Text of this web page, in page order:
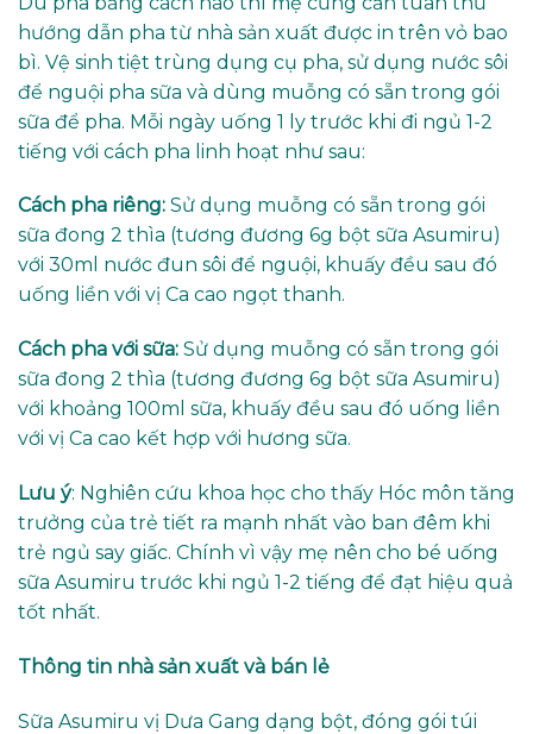
hướng dẫn pha từ nhà sản xuất được in trên vỏ bao
bì. Vệ sinh tiệt trùng dụng cụ pha, sử dụng nước sôi
để nguội pha sữa và dùng muỗng có sẵn trong gói
sữa để pha. Mỗi ngày uống 1 ly trước khi đi ngủ 1-2
tiếng với cách pha linh hoạt như sau:
Cách pha riêng: Sử dụng muỗng có sẵn trong gói
sữa đong 2 thìa (tương đương 6g bột sữa Asumiru)
với 30ml nước đun sôi để nguội, khuấy đều sau đó
uống liền với vị Ca cao ngọt thanh.
Cách pha với sữa: Sử dụng muỗng có sẵn trong gói
sữa đong 2 thìa (tương đương 6g bột sữa Asumiru)
với khoảng 100ml sữa, khuấy đều sau đó uống liền
với vị Ca cao kết hợp với hương sữa.
Lưu ý: Nghiên cứu khoa học cho thấy Hóc môn tăng
trưởng của trẻ tiết ra mạnh nhất vào ban đêm khi
trẻ ngủ say giấc. Chính vì vậy mẹ nên cho bé uống
sữa Asumiru trước khi ngủ 1-2 tiếng để đạt hiệu quả
tốt nhất.
Thông tin nhà sản xuất và bán lẻ
Sữa Asumiru vị Dưa Gang dạng bột, đóng gói túi